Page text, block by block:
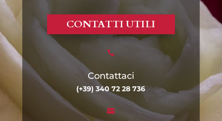
CONTATTI UTILI

Contattaci
(+39) 340 72 28 736
